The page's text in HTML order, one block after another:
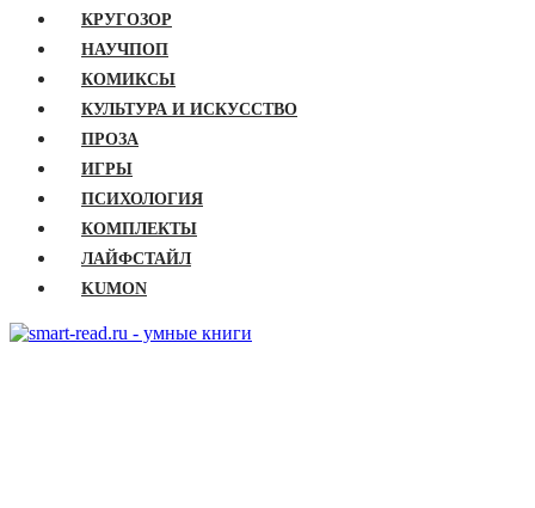
КРУГОЗОР
НАУЧПОП
КОМИКСЫ
КУЛЬТУРА И ИСКУССТВО
ПРОЗА
ИГРЫ
ПСИХОЛОГИЯ
КОМПЛЕКТЫ
ЛАЙФСТАЙЛ
KUMON